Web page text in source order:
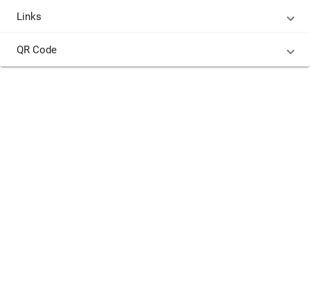
Links
QR Code